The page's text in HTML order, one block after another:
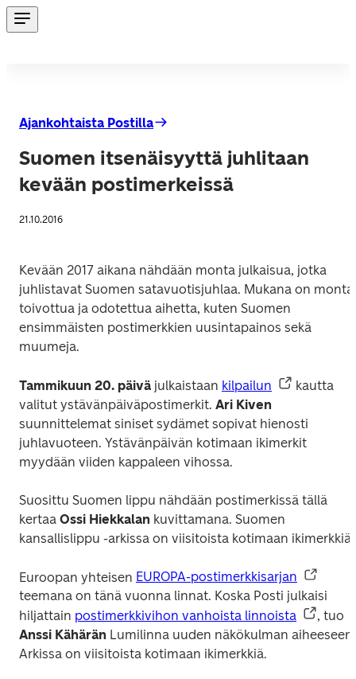
Ajankohtaista Postilla
Suomen itsenäisyyttä juhlitaan
kevään postimerkeissä
21.10.2016
Kevään 2017 aikana nähdään monta julkaisua, jotka
juhlistavat Suomen satavuotisjuhlaa. Mukana on monta
toivottua ja odotettua aihetta, kuten Suomen
ensimmäisten postimerkkien uusintapainos sekä
muumeja.
Tammikuun 20. päivä julkaistaan kilpailun
kautta
valitut ystävänpäiväpostimerkit. Ari Kiven
suunnittelemat siniset sydämet sopivat hienosti
juhlavuoteen. Ystävänpäivän kotimaan ikimerkit
myydään viiden kappaleen vihossa.
Suosittu Suomen lippu nähdään postimerkissä tällä
kertaa Ossi Hiekkalan kuvittamana. Suomen
kansallislippu -arkissa on viisitoista kotimaan ikimerkkiä.
Euroopan yhteisen EUROPA-postimerkkisarjan
teemana on tänä vuonna linnat. Koska Posti julkaisi
hiljattain postimerkkivihon vanhoista linnoista
Anssi Kähärän Lumilinna uuden näkökulman aiheeseen.
Arkissa on viisitoista kotimaan ikimerkkiä.